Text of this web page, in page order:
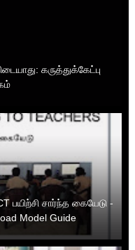
கருத்துக்கேட்பு
பயிற்சி சார்ந்த கையேடு -
Model Guide